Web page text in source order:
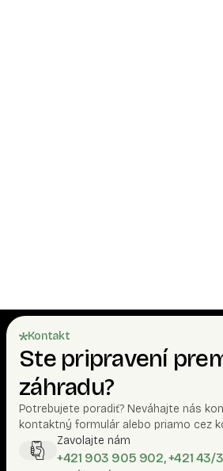
Kontakt
Ste pripravení
záhradu?
Potrebujete poradiť? Neváhajte nás
kontaktný formulár alebo priamo cez
Zavolajte nám
+421 903 905 902, +421 43/